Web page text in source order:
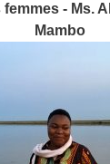
femmes - Ms.
Mambo